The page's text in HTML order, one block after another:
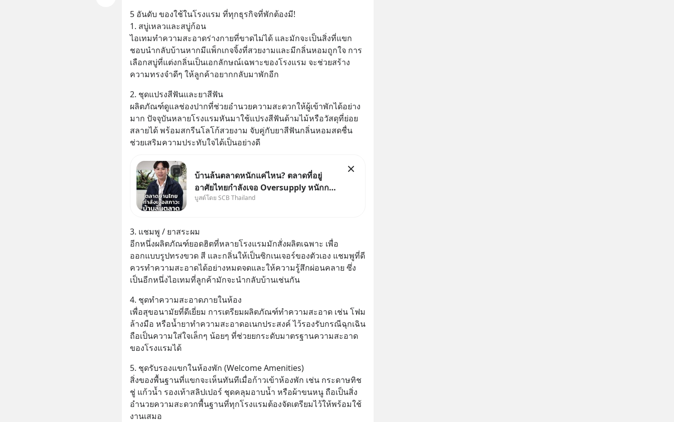
5 อันดับ ของใช้ในโรงแรม ที่ทุกธุรกิจที่พักต้องมี!
1. สบู่เหลวและสบู่ก้อน
ไอเทมทำความสะอาดร่างกายที่ขาดไม่ได้ และมักจะเป็นสิ่งที่แขก
ชอบนำกลับบ้านหากมีแพ็กเกจจิ้งที่สวยงามและมีกลิ่นหอมถูกใจ การ
เลือกสบู่ที่แต่งกลิ่นเป็นเอกลักษณ์เฉพาะของโรงแรม จะช่วยสร้าง
ความทรงจำดีๆ ให้ลูกค้าอยากกลับมาพักอีก
2. ชุดแปรงสีฟันและยาสีฟัน
ผลิตภัณฑ์ดูแลช่องปากที่ช่วยอำนวยความสะดวกให้ผู้เข้าพักได้อย่าง
มาก ปัจจุบันหลายโรงแรมหันมาใช้แปรงสีฟันด้ามไม้หรือวัสดุที่ย่อย
สลายได้ พร้อมสกรีนโลโก้สวยงาม จับคู่กับยาสีฟันกลิ่นหอมสดชื่น
ช่วยเสริมความประทับใจได้เป็นอย่างดี
บ้านล้นตลาดหนักแค่ไหน? ตลาดที่อยู่
อาศัยไทยกำลังเจอ Oversupply หนักกว่า
ที่คิด และปัญหานี้อาจไม่ได้จบแค่เรื่อง
#SCBThailand สามารถดูคลิปท
บูสต์โดย SCB Thailand
3. แชมพู / ยาสระผม
อีกหนึ่งผลิตภัณฑ์ยอดฮิตที่หลายโรงแรมมักสั่งผลิตเฉพาะ เพื่อ
ออกแบบรูปทรงขวด สี และกลิ่นให้เป็นซิกเนเจอร์ของตัวเอง แชมพูที่ดี
ควรทำความสะอาดได้อย่างหมดจดและให้ความรู้สึกผ่อนคลาย ซึ่ง
เป็นอีกหนึ่งไอเทมที่ลูกค้ามักจะนำกลับบ้านเช่นกัน
4. ชุดทำความสะอาดภายในห้อง
เพื่อสุขอนามัยที่ดีเยี่ยม การเตรียมผลิตภัณฑ์ทำความสะอาด เช่น โฟม
ล้างมือ หรือน้ำยาทำความสะอาดอเนกประสงค์ ไว้รองรับกรณีฉุกเฉิน
ถือเป็นความใส่ใจเล็กๆ น้อยๆ ที่ช่วยยกระดับมาตรฐานความสะอาด
ของโรงแรมได้
5. ชุดรับรองแขกในห้องพัก (Welcome Amenities)
สิ่งของพื้นฐานที่แขกจะเห็นทันทีเมื่อก้าวเข้าห้องพัก เช่น กระดาษทิช
ชู่ แก้วน้ำ รองเท้าสลิปเปอร์ ชุดคลุมอาบน้ำ หรือผ้าขนหนู ถือเป็นสิ่ง
อำนวยความสะดวกพื้นฐานที่ทุกโรงแรมต้องจัดเตรียมไว้ให้พร้อมใช้
งานเสมอ